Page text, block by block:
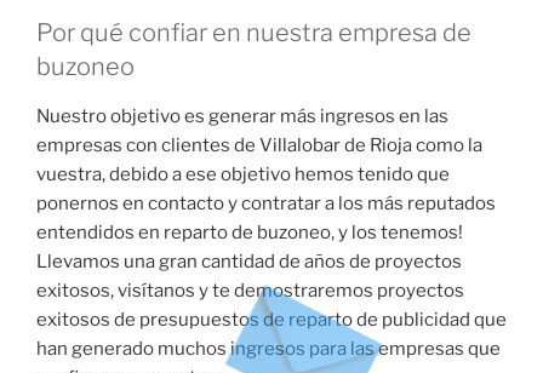
Por qué confiar en nuestra empresa de
buzoneo
Nuestro objetivo es generar más ingresos en las
empresas con clientes de Villalobar de Rioja como la
vuestra, debido a ese objetivo hemos tenido que
ponernos en contacto y contratar a los más reputados
entendidos en reparto de buzoneo, y los tenemos!
Llevamos una gran cantidad de años de proyectos
exitosos, visítanos y te demostraremos proyectos
exitosos de presupuestos de reparto de publicidad que
han generado muchos ingresos para las empresas que